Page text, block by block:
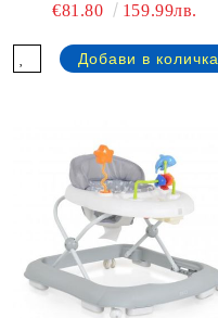
€81.80
159.99лв.